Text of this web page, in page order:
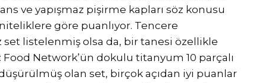
ve yapışmaz pişirme kapları söz konusu
göre puanlıyor. Tencere
set listelenmiş olsa da, bir tanesi özellikle
Food Network’ün dokulu titanyum 10 parçalı
olan set, birçok açıdan iyi puanlar